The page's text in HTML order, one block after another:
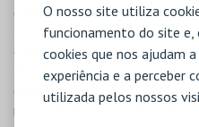
O nosso site utiliza
funcionamento do site e,
cookies que nos ajudam
experiência e a perceber
utilizada pelos nossos
(sede da Cinemateca) às
famílias na sala de leitura da
cada mês às 11h00.
Para o público escolar, as
cinema) serão realizadas na
no ANIM (Arquivo Nacional